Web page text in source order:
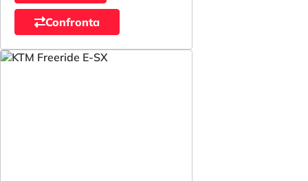
Confronta